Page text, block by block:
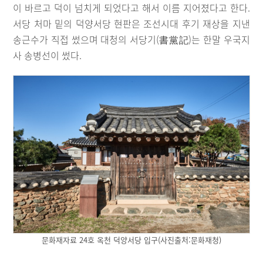
이 바르고 덕이 넘치게 되었다고 해서 이름 지어졌다고 한다.
서당 처마 밑의 덕양서당 현판은 조선시대 후기 재상을 지낸
송근수가 직접 썼으며 대청의 서당기(書黨記)는 한말 우국지
사 송병선이 썼다.
문화재자료 24호 옥천 덕양서당 입구(사진출처:문화재청)